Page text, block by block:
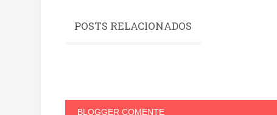
POSTS RELACIONADOS
BLOGGER COMENTE